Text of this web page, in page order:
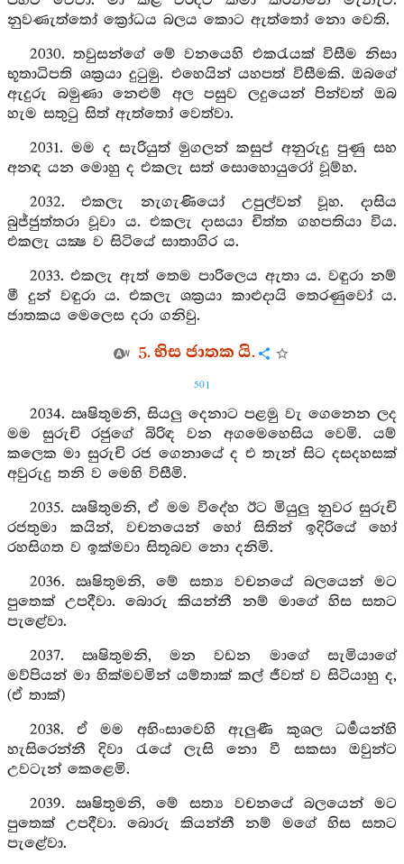
නුවණැත්තෝ ක්‍රෝධය බලය කොට ඇත්තෝ නො වෙති.
2030. තවුසන්ගේ මේ වනයෙහි එකරැයක් විසීම නිසා
භූතාධිපති ශක්‍රයා දුටුමු. එහෙයින් යහපත් විසීමකි. ඔබගේ
ඇදුරු බමුණා නෙළුම් අල පසුව ලදුයෙන් පින්වත් ඔබ
හැම සතුටු සිත් ඇත්තෝ වෙත්වා.
2031. මම ද සැරියුත් මුගලන් කසුප් අනුරුදු පුණු සහ
අනඳ යන මොහු ද එකලැ සත් සොහොයුරෝ වූම්හ.
2032. එකලැ නැගැණියෝ උපුල්වන් වූහ. දාසිය
බුජ්ජුත්තරා වූවා ය. එකලැ දාසයා චිත්ත ගහපතියා විය.
එකලැ යක්‍ෂ ව සිටියේ සාතාගිර ය.
2033. එකලැ ඇත් තෙම පාරිලෙය ඇතා ය. වඳුරා නම්
මී දුන් වඳුරා ය. එකලැ ශක්‍රයා කාළුදායි තෙරණුවෝ ය.
ජාතකය මෙලෙස දරා ගනිවු.
5. භිස ජාතක යි.
501
2034. ඍෂිතුමනි, සියලු දෙනාට පළමු වැ ගෙනෙන ලද
මම සුරුචි රජුගේ බිරිඳ වන අගමෙහෙසිය වෙමි. යම්
කලෙක මා සුරුචි රජ ගෙනායේ ද එ තැන් සිට දසදහසක්
අවුරුදු තනි ව මෙහි විසීමි.
2035. ඍෂිතුමනි, ඒ මම විදේහ ඊට මියුලු නුවර සුරුචි
රජතුමා කයින්, වචනයෙන් හෝ සිතින් ඉදිරියේ හෝ
රහසිගත ව ඉක්මවා සිතූබව නො දනිමි.
2036. ඍෂිතුමනි, මේ සත්‍ය වචනයේ බලයෙන් මට
පුතෙක් උපදීවා. බොරු කියන්නී නම් මාගේ හිස සතට
පැළේවා.
2037. ඍෂිතුමනි, මන වඩන මාගේ සැමියාගේ
මව්පියන් මා හික්මවමින් යම්තාක් කල් ජීවත් ව සිටියාහු ද,
(ඒ තාක්)
2038. ඒ මම අහිංසාවෙහි ඇලුණී කුශල ධර්‍මයන්හි
හැසිරෙන්නී දිවා රැයේ ලැසි නො වී සකසා ඔවුන්ට
උවටැන් කෙළෙමි.
2039. ඍෂිතුමනි, මේ සත්‍ය වචනයේ බලයෙන් මට
පුතෙක් උපදීවා. බොරු කියන්නී නම් මගේ හිස සතට
පැළේවා.